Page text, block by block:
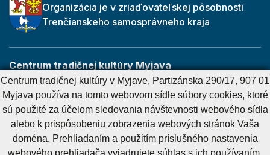
Organizácia je v zriaďovateľskej pôsobnosti
Trenčianskeho samosprávneho kraja
Centrum tradičnej kultúry Myjava
Partizánska 290/17
907 01 Myjava
Cookies nastavenieCookies - viac informáciíVyhlásenie o prístupnosti
Technický prevádzkovateľ
Správca obsahu
Centrum tradičnej kultúry v Myjave, Partizánska 290/17, 907 01
Myjava používa na tomto webovom sídle súbory cookies, ktoré
sú použité za účelom sledovania návštevnosti webového sídla
alebo k prispôsobeniu zobrazenia webových stránok Vaša
doména. Prehliadaním a použitím príslušného nastavenia
webového prehliadača vyjadrujete súhlas s ich používaním.